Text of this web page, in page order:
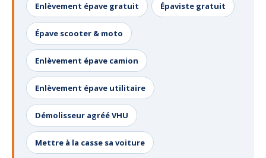
Enlèvement épave gratuit Épaviste gratuit
Épave scooter & moto
Enlèvement épave camion
Enlèvement épave utilitaire
Démolisseur agréé VHU
Mettre à la casse sa voiture